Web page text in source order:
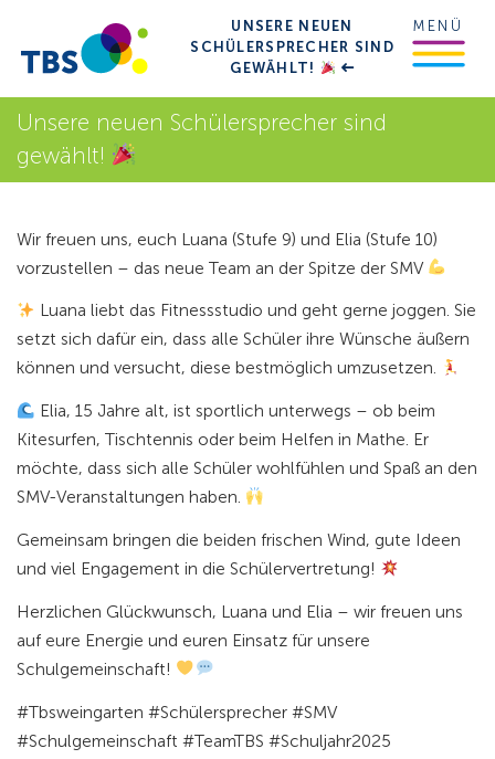
UNSERE NEUEN
SCHÜLERSPRECHER SIND
GEWÄHLT!
MENÜ
Unsere neuen Schülersprecher sind
gewählt!
Wir freuen uns, euch Luana (Stufe 9) und Elia (Stufe 10)
vorzustellen – das neue Team an der Spitze der SMV
Luana liebt das Fitnessstudio und geht gerne joggen. Sie
setzt sich dafür ein, dass alle Schüler ihre Wünsche äußern
können und versucht, diese bestmöglich umzusetzen.
Elia, 15 Jahre alt, ist sportlich unterwegs – ob beim
Kitesurfen, Tischtennis oder beim Helfen in Mathe. Er
möchte, dass sich alle Schüler wohlfühlen und Spaß an den
SMV-Veranstaltungen haben.
Gemeinsam bringen die beiden frischen Wind, gute Ideen
und viel Engagement in die Schülervertretung!
Herzlichen Glückwunsch, Luana und Elia – wir freuen uns
auf eure Energie und euren Einsatz für unsere
Schulgemeinschaft!
#Tbsweingarten #Schülersprecher #SMV
#Schulgemeinschaft #TeamTBS #Schuljahr2025